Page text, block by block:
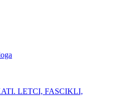
LETCI, FASCIKLI,